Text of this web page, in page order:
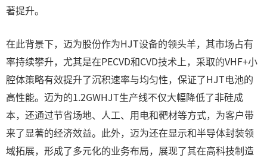
著提升。
在此背景下，迈为股份作为HJT设备的领头羊，其市场占有
率持续攀升，尤其是在PECVD和CVD技术上，采取的VHF+小
腔体策略有效提升了沉积速率与均匀性，保证了HJT电池的
高性能。迈为的1.2GWHJT生产线不仅大幅降低了非硅成
本，还通过节省场地、人工、用电和靶材等方式，为客户带
来了显著的经济效益。此外，迈为还在显示和半导体封装领
域拓展，形成了多元化的业务布局，展现了其在高科技制造